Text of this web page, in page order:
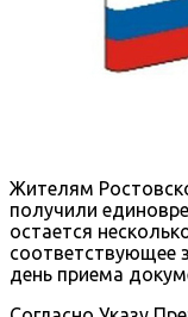
Жителям
получили
остается
соответствующее
день приема